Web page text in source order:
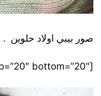
صور بيبي اولاد حلوين .
[divider style=”solid” top=”20″ bottom=”20″]